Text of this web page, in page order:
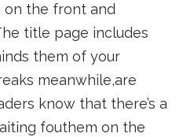
on the front and
title page includes
them of your
meanwhile,are
know that there’s a
fouthem on the